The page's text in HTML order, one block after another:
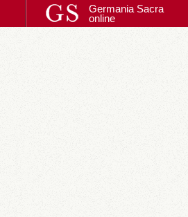
Germania Sacra
online